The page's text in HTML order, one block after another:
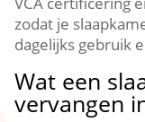
zodat je
dagelijks gebruik
Wat een
vervangen